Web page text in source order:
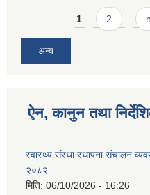
Pages1 2
अन्य
ऐन, कानुन तथा
स्वास्थ्य संस्था स्थापना संचालन
२०८२
मिति: 06/10/2026 - 16:26